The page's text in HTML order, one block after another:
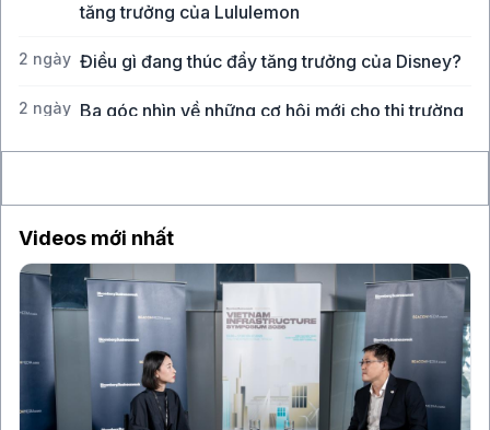
tăng trưởng của Lululemon
2 ngày Điều gì đang thúc đẩy tăng trưởng của Disney?
2 ngày Ba góc nhìn về những cơ hội mới cho thị trường
Videos mới nhất